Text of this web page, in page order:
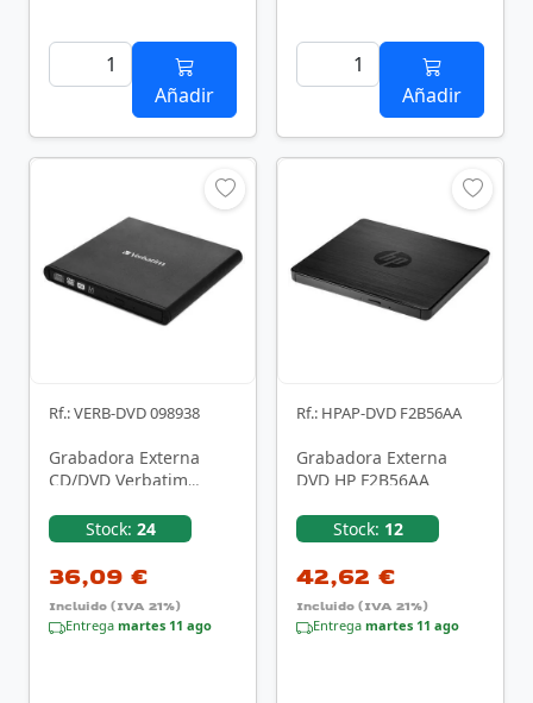
Añadir Añadir
Rf.: VERB-DVD 098938
Grabadora Externa
CD/DVD Verbatim
Stock: 24
36,09 €
Incluido (IVA 21%)
Entrega martes 11 ago
Rf.: HPAP-DVD F2B56AA
Grabadora Externa
DVD HP F2B56AA
Stock: 12
42,62 €
Incluido (IVA 21%)
Entrega martes 11 ago